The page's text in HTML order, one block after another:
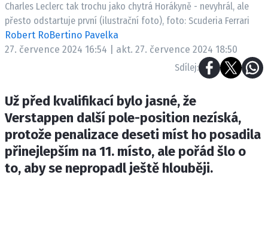
ETICKÝ KODEX
KONTAKT
VYDAVATEL
Provozovatelem serveru F1NEWS.cz je
INCORP MEDIA GROUP s.r.o., IČ: 118 23 054
Charles Leclerc tak trochu jako chytrá Horákyně - nevyhrál, ale
přesto odstartuje první (ilustrační foto), foto: Scuderia Ferrari
Robert RoBertino Pavelka
27. července 2024 16:54 | akt. 27. července 2024 18:50
Sdílej:
Už před kvalifikací bylo jasné, že
Verstappen další pole-position nezíská,
protože penalizace deseti míst ho posadila
přinejlepším na 11. místo, ale pořád šlo o
to, aby se nepropadl ještě hlouběji.